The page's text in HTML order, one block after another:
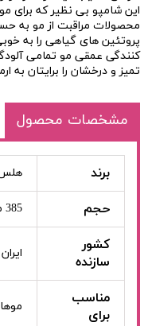
این شامپو بی نظیر که برای
محصولات مراقبت از مو به
پروتئین های گیاهی را به
کنندگی عمقی مو تمامی
تمیز و درخشان را برایتان به
مشخصات محصول
برند
حجم 385 میل
کشور
سازنده
ایران
مناسب
برای